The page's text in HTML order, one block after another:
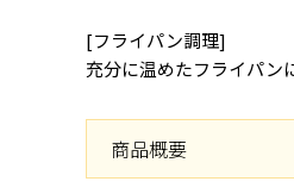
[フライパン調理]
充分に温めたフライパン
商品概要